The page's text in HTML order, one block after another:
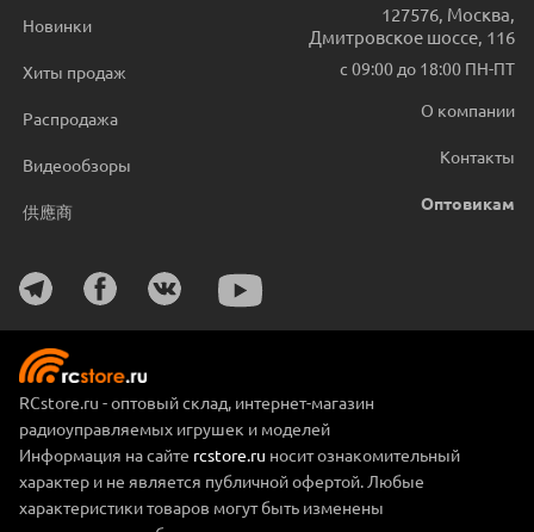
Новинки
Хиты продаж
Распродажа
Видеообзоры
供應商
127576 Москва
Дмитровское шоссе, 116
с 09:00 до 18:00 ПН-ПТ
О компании
Контакты
Оптовикам
RCstore.ru - оптовый склад, интернет-магазин
радиоуправляемых игрушек и моделей
Информация на сайте rcstore.ru носит ознакомительный
характер и не является публичной офертой. Любые
характеристики товаров могут быть изменены